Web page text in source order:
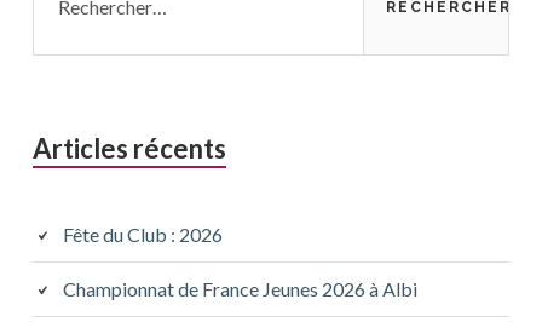
Articles récents
Fête du Club : 2026
Championnat de France Jeunes 2026 à Albi